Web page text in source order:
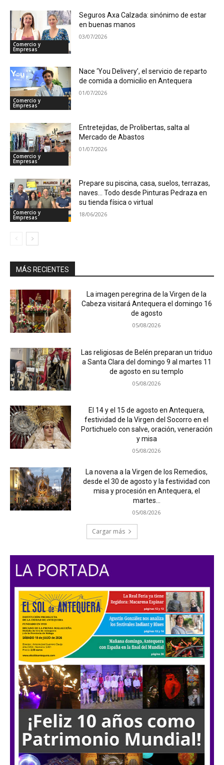
Comercio y
Empresas
Seguros Axa Calzada: sinónimo de estar
en buenas manos
03/07/2026
Comercio y
Empresas
Nace ‘You Delivery’, el servicio de reparto
de comida a domicilio en Antequera
01/07/2026
Comercio y
Empresas
Entretejidas, de Prolibertas, salta al
Mercado de Abastos
01/07/2026
Comercio y
Empresas
Prepare su piscina, casa, suelos, terrazas,
naves… Todo desde Pinturas Pedraza en
su tienda física o virtual
18/06/2026
MÁS RECIENTES
La imagen peregrina de la Virgen de la
Cabeza visitará Antequera el domingo 16
de agosto
05/08/2026
Las religiosas de Belén preparan un triduo
a Santa Clara del domingo 9 al martes 11
de agosto en su templo
05/08/2026
El 14 y el 15 de agosto en Antequera,
festividad de la Virgen del Socorro en el
Portichuelo con salve, oración, veneración
y misa
05/08/2026
La novena a la Virgen de los Remedios,
desde el 30 de agosto y la festividad con
misa y procesión en Antequera, el
martes...
05/08/2026
Cargar más